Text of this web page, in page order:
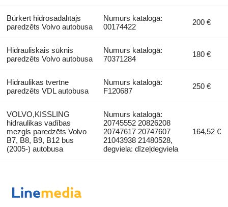
Bürkert hidrosadalītājs
paredzēts Volvo autobusa
Numurs katalogā:
00174422
200 €
Hidrauliskais sūknis
paredzēts Volvo autobusa
Numurs katalogā:
70371284
180 €
Hidraulikas tvertne
paredzēts VDL autobusa
Numurs katalogā:
F120687
250 €
VOLVO,KISSLING
hidraulikas vadības
mezgls paredzēts Volvo
B7, B8, B9, B12 bus
(2005-) autobusa
Numurs katalogā:
20745552 20826208
20747617 20747607
21043938 21480528,
degviela: dīzeļdegviela
164,52 €